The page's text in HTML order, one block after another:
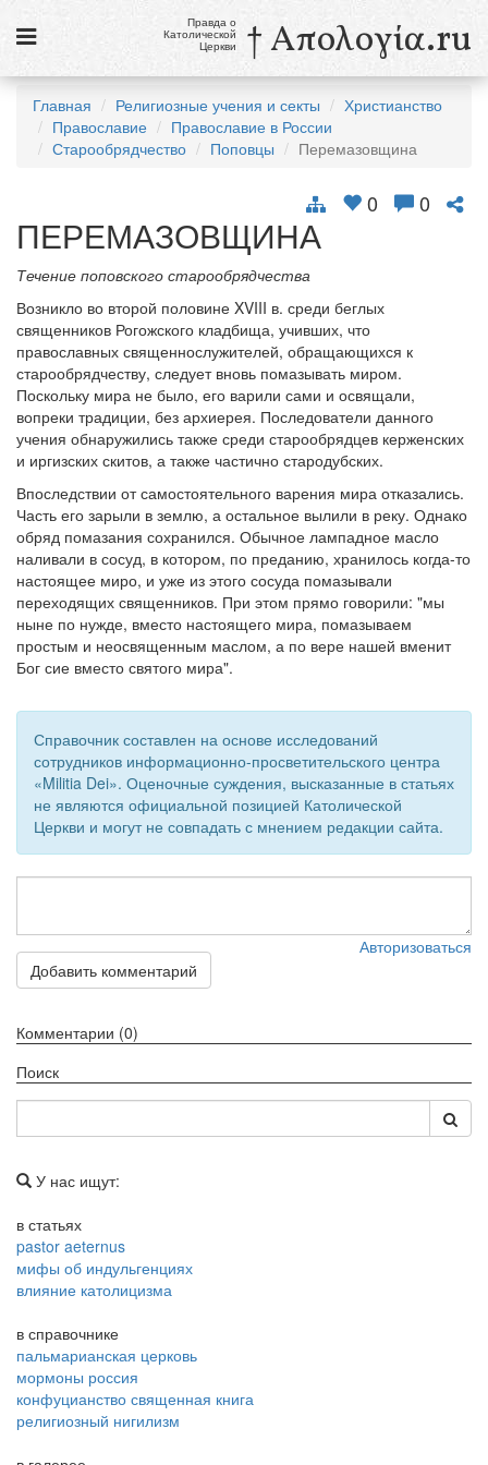
Новости
Галерея
Викторины
Ссылки
Религиозные учения и секты, справочник
8 августа
Св. Доминик, священник
см. календарь
Обратная связь
mail@apologia.ru
Отправить сообщение
Вход
Правда о
Католической
Церкви † Απολογία.ru
Главная Религиозные учения и секты
Христианство
Православие
Православие в России
Старообрядчество
Поповцы Перемазовщина
0 0
ПЕРЕМАЗОВЩИНА
Течение поповского старообрядчества
Возникло во второй половине XVIII в. среди беглых
священников Рогожского кладбища, учивших, что
православных священнослужителей, обращающихся к
старообрядчеству, следует вновь помазывать миром.
Поскольку мира не было, его варили сами и освящали,
вопреки традиции, без архиерея. Последователи данного
учения обнаружились также среди старообрядцев керженских
и иргизских скитов, а также частично стародубских.
Впоследствии от самостоятельного варения мира отказались.
Часть его зарыли в землю, а остальное вылили в реку. Однако
обряд помазания сохранился. Обычное лампадное масло
наливали в сосуд, в котором, по преданию, хранилось когда-то
настоящее миро, и уже из этого сосуда помазывали
переходящих священников. При этом прямо говорили: "мы
ныне по нужде, вместо настоящего мира, помазываем
простым и неосвященным маслом, а по вере нашей вменит
Бог сие вместо святого мира".
Справочник составлен на основе исследований
сотрудников информационно-просветительского центра
«Militia Dei». Оценочные суждения, высказанные в статьях
не являются официальной позицией Католической
Церкви и могут не совпадать с мнением редакции сайта.
Авторизоваться
Добавить комментарий
Комментарии (0)
Поиск
У нас ищут:
в статьях
pastor aeternus
мифы об индульгенциях
влияние католицизма
в справочнике
пальмарианская церковь
мормоны россия
конфуцианство священная книга
религиозный нигилизм